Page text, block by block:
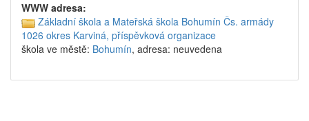
WWW adresa:
Základní škola a Mateřská škola Bohumín Čs. armády
1026 okres Karviná, příspěvková organizace
škola ve městě: Bohumín, adresa: neuvedena